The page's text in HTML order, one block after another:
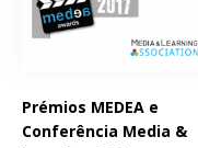
Prémios MEDEA e
Conferência Media &